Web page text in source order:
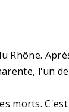
Rhône.
l'un
morts. C'est